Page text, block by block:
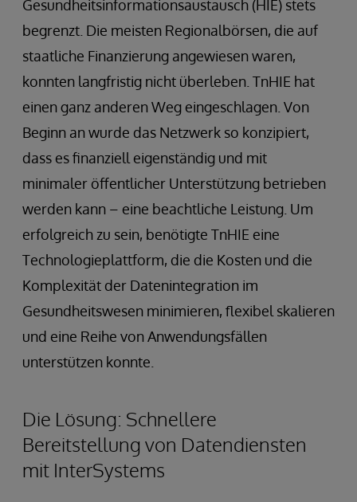
Gesundheitsinformationsaustausch (HIE) stets
begrenzt. Die meisten Regionalbörsen, die auf
staatliche Finanzierung angewiesen waren,
konnten langfristig nicht überleben. TnHIE hat
einen ganz anderen Weg eingeschlagen. Von
Beginn an wurde das Netzwerk so konzipiert,
dass es finanziell eigenständig und mit
minimaler öffentlicher Unterstützung betrieben
werden kann – eine beachtliche Leistung. Um
erfolgreich zu sein, benötigte TnHIE eine
Technologieplattform, die die Kosten und die
Komplexität der Datenintegration im
Gesundheitswesen minimieren, flexibel skalieren
und eine Reihe von Anwendungsfällen
unterstützen konnte.
Die Lösung: Schnellere
Bereitstellung von Datendiensten
mit InterSystems